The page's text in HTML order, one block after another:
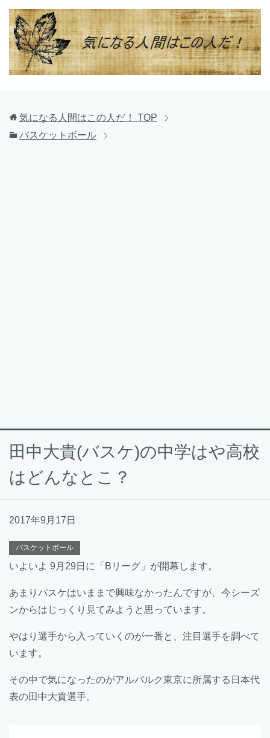
気になる人間はこの人だ！
TOP
バスケットボール
田中大貴(バスケ)の中学はや高校
はどんなとこ？
2017年9月17日
バスケットボール
いよいよ 9月29日に「Bリーグ」が開幕します。
あまりバスケはいままで興味なかったんですが、今シーズ
ンからはじっくり見てみようと思っています。
やはり選手から入っていくのが一番と、注目選手を調べて
います。
その中で気になったのがアルバルク東京に所属する日本代
表の田中大貴選手。